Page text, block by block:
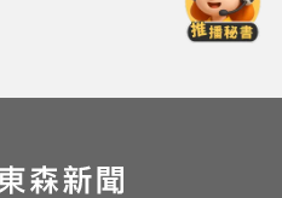
小時
三商壽下市倒數
245人